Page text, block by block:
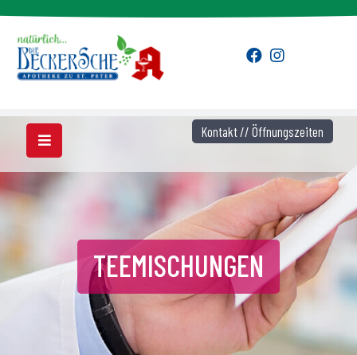
TEEMISCHUNGEN
Kontakt // Öffnungszeiten